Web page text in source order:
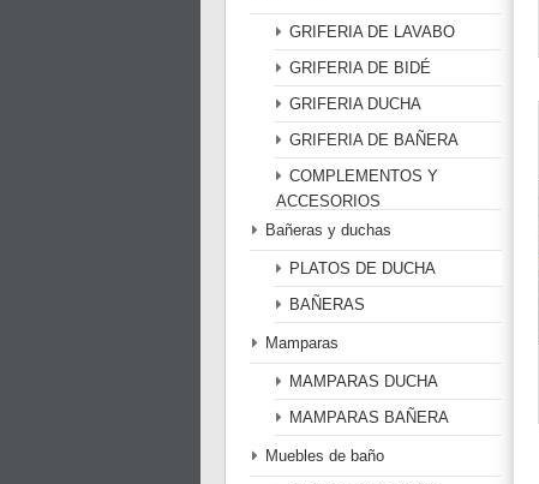
GRIFERIA DE LAVABO
GRIFERIA DE BIDÉ
GRIFERIA DUCHA
GRIFERIA DE BAÑERA
COMPLEMENTOS Y
ACCESORIOS
Bañeras y duchas
PLATOS DE DUCHA
BAÑERAS
Mamparas
MAMPARAS DUCHA
MAMPARAS BAÑERA
Muebles de baño